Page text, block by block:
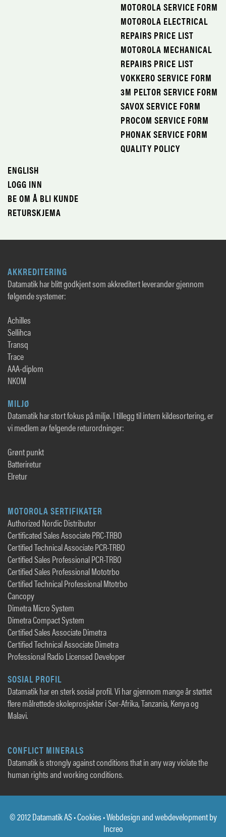
MOTOROLA SERVICE FORM
MOTOROLA ELECTRICAL
REPAIRS PRICE LIST
MOTOROLA MECHANICAL
REPAIRS PRICE LIST
VOKKERO SERVICE FORM
3M PELTOR SERVICE FORM
SAVOX SERVICE FORM
PROCOM SERVICE FORM
PHONAK SERVICE FORM
QUALITY POLICY
ENGLISH
LOGG INN
BE OM Å BLI KUNDE
RETURSKJEMA
AKKREDITERING
Datamatik har blitt godkjent som akkreditert leverandør gjennom
følgende systemer:
Achilles
Sellihca
Transq
Trace
AAA-diplom
NKOM
MILJØ
Datamatik har stort fokus på miljø. I tillegg til intern kildesortering, er
vi medlem av følgende returordninger:
Grønt punkt
Batteriretur
Elretur
MOTOROLA SERTIFIKATER
Authorized Nordic Distributor
Certificated Sales Associate PRC-TRBO
Certified Technical Associate PCR-TRBO
Certified Sales Professional PCR-TRBO
Certified Sales Professional Mototrbo
Certified Technical Professional Mtotrbo
Cancopy
Dimetra Micro System
Dimetra Compact System
Certified Sales Associate Dimetra
Certified Technical Associate Dimetra
Professional Radio Licensed Developer
SOSIAL PROFIL
Datamatik har en sterk sosial profil. Vi har gjennom mange år støttet
flere målrettede skoleprosjekter i Sør-Afrika, Tanzania, Kenya og
Malavi.
CONFLICT MINERALS
Datamatik is strongly against conditions that in any way violate the
human rights and working conditions.
© 2012 Datamatik AS •Cookies • Webdesign and webdevelopment by
Increo